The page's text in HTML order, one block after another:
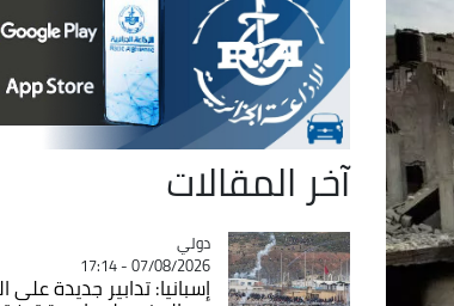
آخر المقالات
Catégorie
دولي
07/08/2026 - 17:14
إسبانيا: تدابير جديدة على